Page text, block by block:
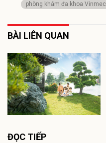
phòng khám đa khoa Vinmec
BÀI LIÊN QUAN
ĐỌC TIẾP